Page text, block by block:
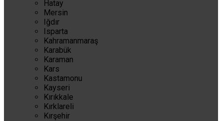
Hatay
Mersin
Iğdır
Isparta
Kahramanmaraş
Karabük
Karaman
Kars
Kastamonu
Kayseri
Kırıkkale
Kırklareli
Kırşehir